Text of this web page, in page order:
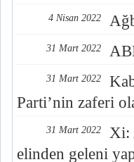
4 Nisan 2022
31 Mart 2022
31 Mart 2022
Parti’nin zaferi
31 Mart 2022
Xi:
elinden geleni